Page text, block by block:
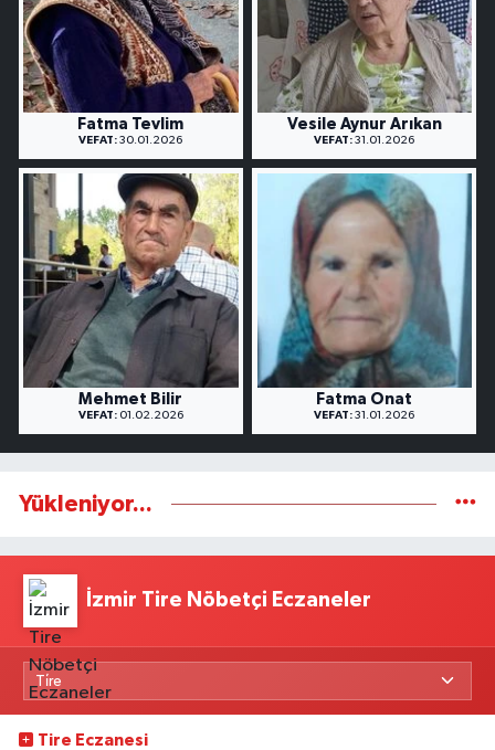
Fatma Tevlim
VEFAT: 30.01.2026
Vesile Aynur Arıkan
VEFAT: 31.01.2026
Mehmet Bilir
VEFAT:01.02.2026
Fatma Onat
VEFAT: 31.01.2026
Yükleniyor...
İzmir Tire Nöbetçi Eczaneler
Tire Eczanesi